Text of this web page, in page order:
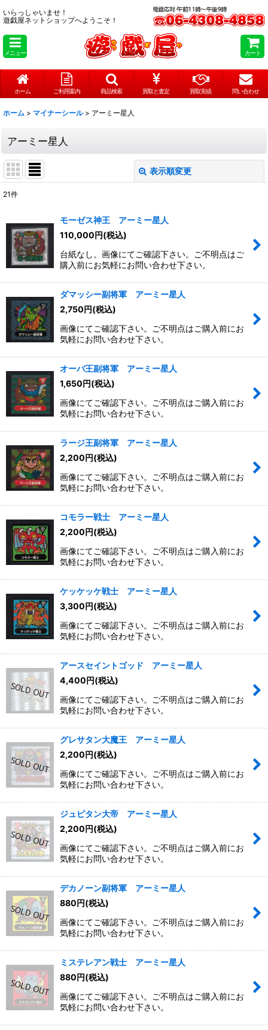
いらっしゃいませ！
遊戯屋ネットショップへようこそ！
メニュー カート
ホーム ご利用案内 商品検索 買取と査定 買取実績 問い合わせ
ホーム > マイナーシール > アーミー星人
アーミー星人
表示順変更
在庫あり
並び順:
絞り込む
21件
モーゼス神王 アーミー星人
110,000円(税込)
台紙なし。画像にてご確認下さい。ご不明点はご
購入前にお気軽にお問い合わせ下さい。
ダマッシー副将軍 アーミー星人
2,750円(税込)
画像にてご確認下さい。ご不明点はご購入前にお
気軽にお問い合わせ下さい。
オーバ王副将軍 アーミー星人
1,650円(税込)
画像にてご確認下さい。ご不明点はご購入前にお
気軽にお問い合わせ下さい。
ラージ王副将軍 アーミー星人
2,200円(税込)
画像にてご確認下さい。ご不明点はご購入前にお
気軽にお問い合わせ下さい。
コモラー戦士 アーミー星人
2,200円(税込)
画像にてご確認下さい。ご不明点はご購入前にお
気軽にお問い合わせ下さい。
ケッケッケ戦士 アーミー星人
3,300円(税込)
画像にてご確認下さい。ご不明点はご購入前にお
気軽にお問い合わせ下さい。
アースセイントゴッド アーミー星人
4,400円(税込)
画像にてご確認下さい。ご不明点はご購入前にお
気軽にお問い合わせ下さい。
グレサタン大魔王 アーミー星人
2,200円(税込)
画像にてご確認下さい。ご不明点はご購入前にお
気軽にお問い合わせ下さい。
ジュピタン大帝 アーミー星人
2,200円(税込)
画像にてご確認下さい。ご不明点はご購入前にお
気軽にお問い合わせ下さい。
デカノーン副将軍 アーミー星人
880円(税込)
画像にてご確認下さい。ご不明点はご購入前にお
気軽にお問い合わせ下さい。
ミステレアン戦士 アーミー星人
880円(税込)
画像にてご確認下さい。ご不明点はご購入前にお
気軽にお問い合わせ下さい。